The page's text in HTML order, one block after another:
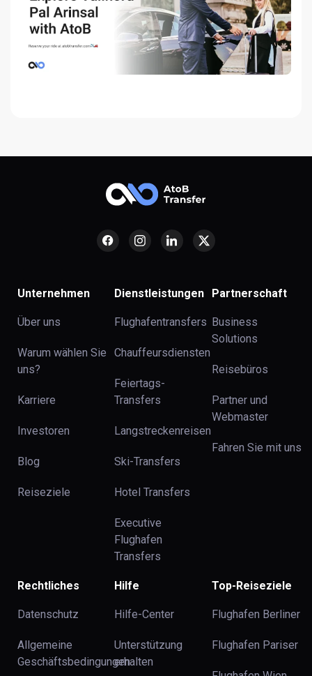
Unternehmen
Über uns
Warum wählen Sie
uns?
Karriere
Investoren
Blog
Reiseziele
Dienstleistungen
Flughafentransfers
Chauffeursdiensten
Feiertags-
Transfers
Langstreckenreisen
Ski-Transfers
Hotel Transfers
Executive
Flughafen
Transfers
Partnerschaft
Business
Solutions
Reisebüros
Partner und
Webmaster
Fahren Sie mit uns
Rechtliches
Datenschutz
Allgemeine
Geschäftsbedingungen
Hilfe
Hilfe-Center
Unterstützung
erhalten
Top-Reiseziele
Flughafen Berliner
Flughafen Pariser